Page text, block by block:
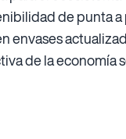
de punta
envases
de la economía